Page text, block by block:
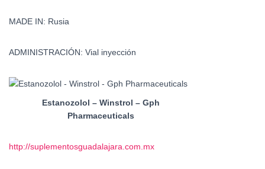
MADE IN: Rusia
ADMINISTRACIÓN: Vial inyección
Estanozolol – Winstrol – Gph
Pharmaceuticals
http://suplementosguadalajara.com.mx